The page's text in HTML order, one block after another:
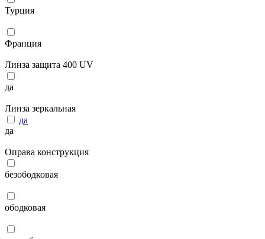
Турция
Франция
Линза защита 400 UV
да
Линза зеркальная
да
да
Оправа конструкция
безободковая
ободковая